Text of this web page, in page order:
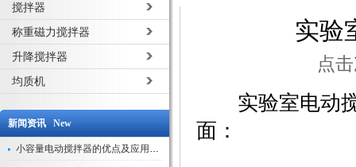
搅拌器
称重磁力搅拌器
升降搅拌器
均质机
新闻资讯 New
小容量电动搅拌器的优点及应用解析
实验
点
实验室电动搅
面：